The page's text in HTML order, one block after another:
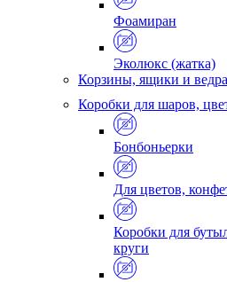
Фоамиран
Эколюкс (жатка)
Корзины, ящики и ведра
Коробки для шаров,
Бонбоньерки
Для цветов,
Коробки для
круги